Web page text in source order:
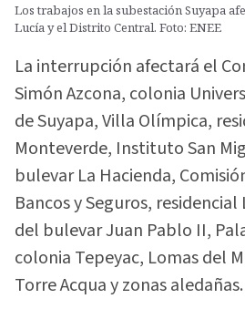
Los trabajos en la subestación Suyapa
Lucía y el Distrito Central. Foto: ENEE
La interrupción afectará el
Simón Azcona, colonia
de Suyapa, Villa Olímpica,
Monteverde, Instituto San
bulevar La Hacienda,
Bancos y Seguros,
del bulevar Juan Pablo II,
colonia Tepeyac, Lomas del
Torre Acqua y zonas aledañas.